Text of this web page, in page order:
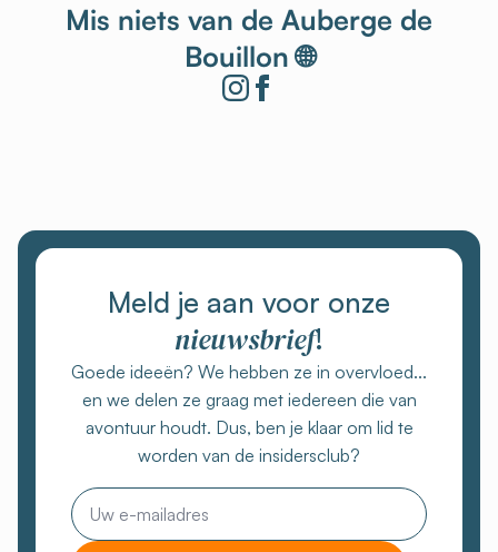
Mis niets van de Auberge de
Bouillon 🌐
Meld je aan voor onze
nieuwsbrief!
Goede ideeën? We hebben ze in overvloed...
en we delen ze graag met iedereen die van
avontuur houdt. Dus, ben je klaar om lid te
worden van de insidersclub?
E-
mail